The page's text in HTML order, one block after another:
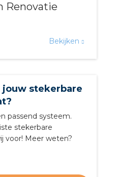
Renovatie
Bekijken
stekerbare
passend systeem.
stekerbare
voor! Meer weten?